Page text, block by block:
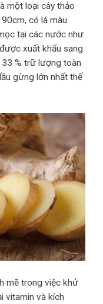
một loại cây thảo
có lá màu
tại các nước như
xuất khẩu sang
% trữ lượng toàn
gừng lớn nhất thế
mẽ trong việc khử
vitamin và kích